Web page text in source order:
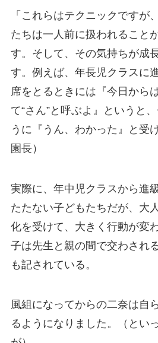
「これらはテクニックですが
たちは一人前に扱われること
す。そして、その気持ちが成
す。例えば、年長児クラスに
席をとるときには『今日から
て“さん”と呼ぶよ』というと
うに『うん、わかった』と受
園長）
実際に、年中児クラスから進
たたない子どもたちだが、大
化を受けて、大きく行動が変
子は先生と親の間で交わされ
も記されている。
風組になってからの二奈は自
るようになりました。（とい